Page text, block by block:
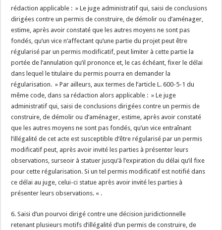
rédaction applicable : » Le juge administratif qui, saisi de conclusions
dirigées contre un permis de construire, de démolir ou d’aménager,
estime, après avoir constaté que les autres moyens ne sont pas
fondés, qu’un vice n’affectant qu’une partie du projet peut être
régularisé par un permis modificatif, peut limiter à cette partie la
portée de l’annulation qu’il prononce et, le cas échéant, fixer le délai
dans lequel le titulaire du permis pourra en demander la
régularisation. » Par ailleurs, aux termes de l’article L. 600-5-1 du
même code, dans sa rédaction alors applicable : » Le juge
administratif qui, saisi de conclusions dirigées contre un permis de
construire, de démolir ou d’aménager, estime, après avoir constaté
que les autres moyens ne sont pas fondés, qu’un vice entraînant
l’illégalité de cet acte est susceptible d’être régularisé par un permis
modificatif peut, après avoir invité les parties à présenter leurs
observations, surseoir à statuer jusqu’à l’expiration du délai qu’il fixe
pour cette régularisation. Si un tel permis modificatif est notifié dans
ce délai au juge, celui-ci statue après avoir invité les parties à
présenter leurs observations. « .
6. Saisi d’un pourvoi dirigé contre une décision juridictionnelle
retenant plusieurs motifs d’illégalité d’un permis de construire, de